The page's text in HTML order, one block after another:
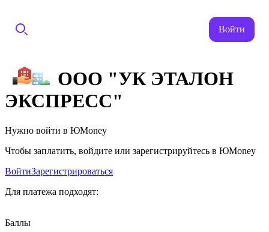
Войти
ООО "УК ЭТАЛОН
ЭКСПРЕСС"
Нужно войти в ЮMoney
Чтобы заплатить, войдите или зарегистрируйтесь в ЮMoney
ВойтиЗарегистрироваться
Для платежа подходят:
Баллы